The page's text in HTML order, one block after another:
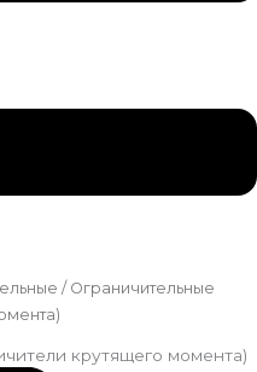
/ Ограничительные
крутящего момента)